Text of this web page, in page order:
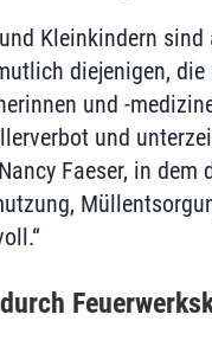
Kleinkindern
diejenigen,
und -
und
Faeser, in